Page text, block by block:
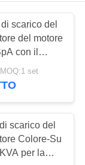
scarico del
del motore
con il
di NCC
della
set
scarico del
Colore-Su
per la